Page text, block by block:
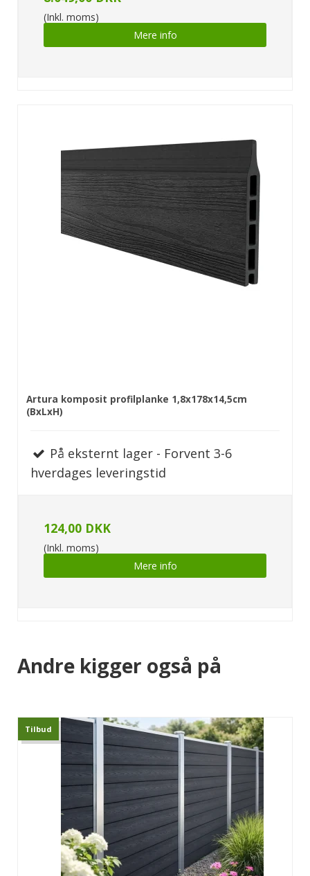
(Inkl. moms)
Mere info
Artura komposit profilplanke 1,8x178x14,5cm
(BxLxH)
På eksternt lager - Forvent 3-6
hverdages leveringstid
124,00 DKK
(Inkl. moms)
Mere info
Andre kigger også på
Tilbud